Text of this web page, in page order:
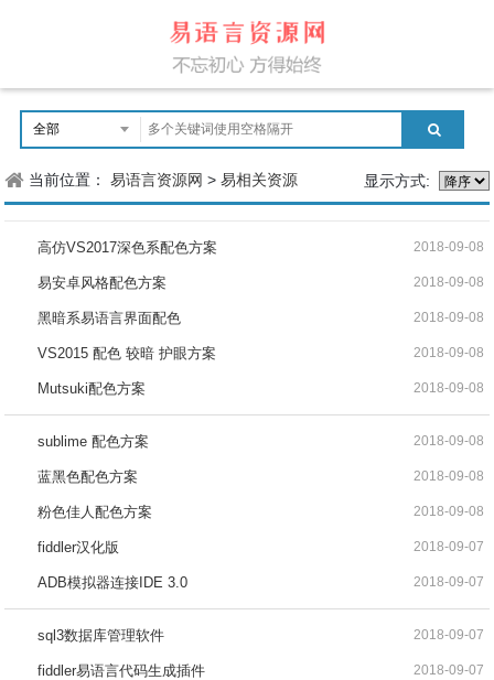
当前位置：易语言资源网 >易相关资源 显示方式:
高仿VS2017深色系配色方案 2018-09-08
易安卓风格配色方案 2018-09-08
黑暗系易语言界面配色 2018-09-08
VS2015 配色 较暗 护眼方案 2018-09-08
Mutsuki配色方案 2018-09-08
sublime 配色方案 2018-09-08
蓝黑色配色方案 2018-09-08
粉色佳人配色方案 2018-09-08
fiddler汉化版 2018-09-07
ADB模拟器连接IDE 3.0 2018-09-07
sql3数据库管理软件 2018-09-07
fiddler易语言代码生成插件 2018-09-07